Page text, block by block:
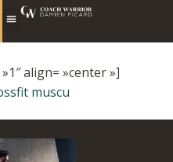
align= »center »]
muscu